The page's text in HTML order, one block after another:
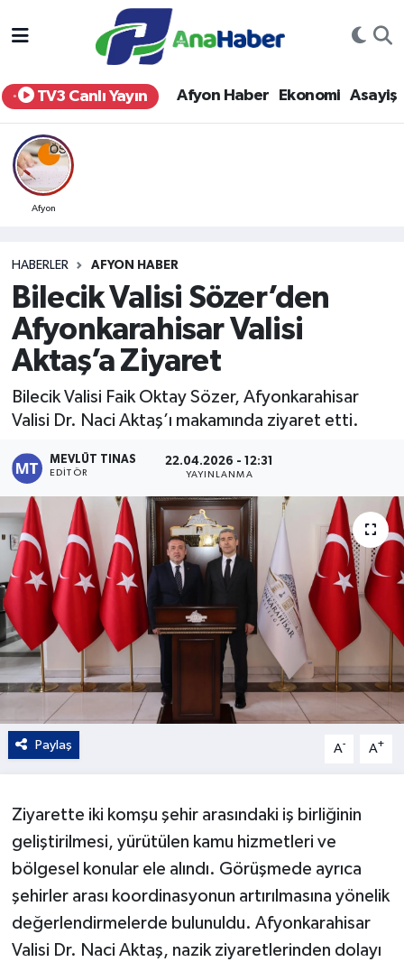
TV3 Canlı Yayın Afyon Haber Ekonomi Asayiş
Afyon
HABERLER AFYON HABER
Bilecik Valisi Sözer’den
Afyonkarahisar Valisi
Aktaş’a Ziyaret
Bilecik Valisi Faik Oktay Sözer, Afyonkarahisar
Valisi Dr. Naci Aktaş’ı makamında ziyaret etti.
MEVLÜT TINAS
EDITÖR
22.04.2026 - 12:31
YAYINLANMA
Paylaş A- A+
Ziyarette iki komşu şehir arasındaki iş birliğinin
geliştirilmesi, yürütülen kamu hizmetleri ve
bölgesel konular ele alındı. Görüşmede ayrıca
şehirler arası koordinasyonun artırılmasına yönelik
değerlendirmelerde bulunuldu. Afyonkarahisar
Valisi Dr. Naci Aktaş, nazik ziyaretlerinden dolayı
Yurt Haber
Afyon Haber
Ekonomi
Siyaset
Eğitim
Sağlık
Teknoloji
Afyonkarahisar Nöbetçi Eczaneler
Afyonkarahisar Hava Durumu
Afyonkarahisar Namaz Vakitleri
Afyonkarahisar Trafik Yoğunluk Haritası
Tüm Manşetler
Son Dakika Haberleri
Haber Arşivi